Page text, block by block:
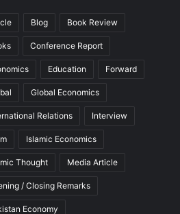
Blog Book Review
Conference Report
Education Forward
Global Economics
Relations Interview
Islamic Economics
Thought Media Article
/ Closing Remarks
Economy